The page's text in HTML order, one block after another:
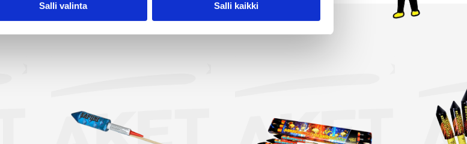
Salli valinta Salli kaikki